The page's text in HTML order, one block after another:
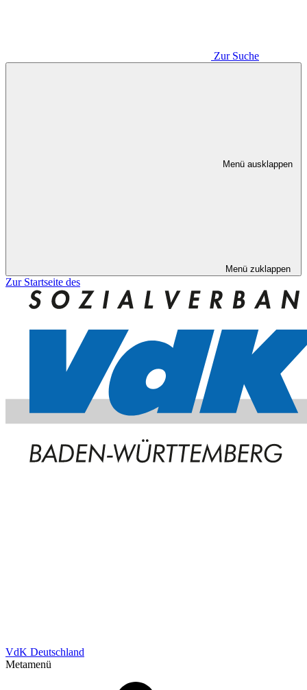
Zur Suche
Menü ausklappen
Menü zuklappen
Zur Startseite des
VdK Deutschland
Metamenü